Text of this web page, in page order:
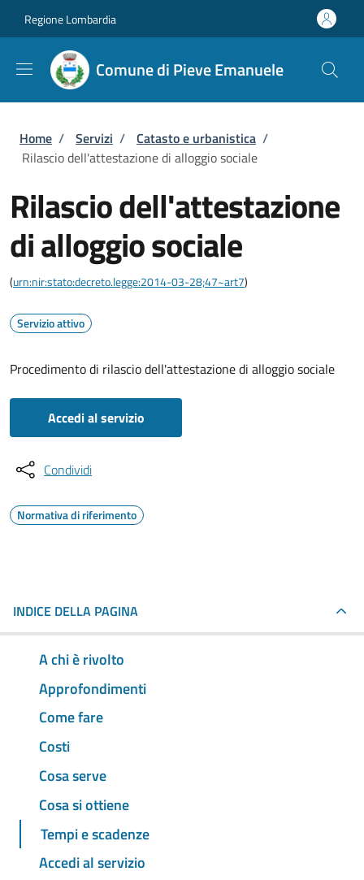
Regione Lombardia
Comune di Pieve Emanuele
Briciole di pane
Home / Servizi / Catasto e urbanistica /
Rilascio dell'attestazione di alloggio sociale
Rilascio dell'attestazione
di alloggio sociale
(urn:nir:stato:decreto.legge:2014-03-28;47~art7)
Servizio attivo
Procedimento di rilascio dell'attestazione di alloggio sociale
Accedi al servizio
Condividi
Normativa di riferimento
INDICE DELLA PAGINA
A chi è rivolto
Approfondimenti
Come fare
Costi
Cosa serve
Cosa si ottiene
Tempi e scadenze
Accedi al servizio